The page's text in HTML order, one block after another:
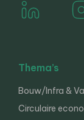
Thema’s
Bouw/Infra &
Circulaire